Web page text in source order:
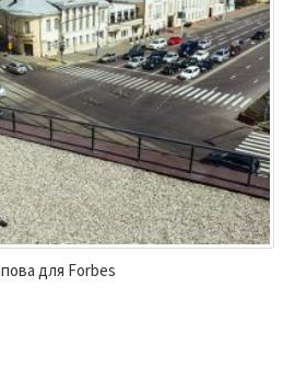
для Forbes